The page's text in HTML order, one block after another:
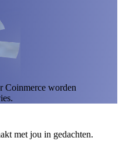
Coinmerce worden
met jou in gedachten.